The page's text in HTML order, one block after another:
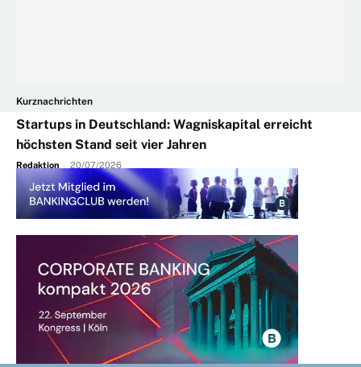
Kurznachrichten
Startups in Deutschland: Wagniskapital erreicht
höchsten Stand seit vier Jahren
Redaktion - 20/07/2026